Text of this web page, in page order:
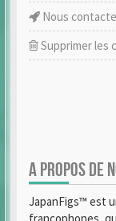
Nous
Supprimer les
A PROPOS DE
JapanFigs™ est